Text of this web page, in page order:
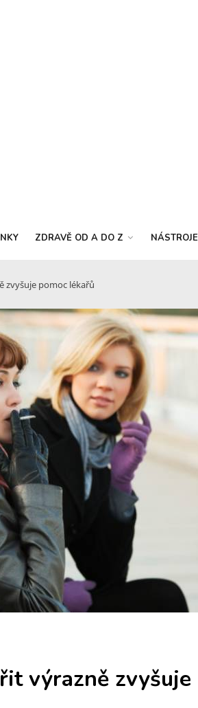
ZDRAVĚ OD A DO Z NÁSTROJE
zvyšuje pomoc lékařů
výrazně zvyšuje